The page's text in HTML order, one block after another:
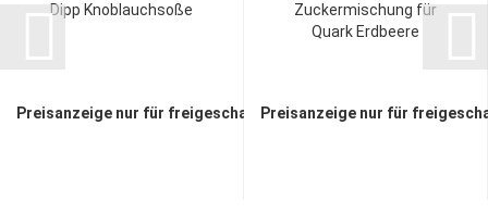
Dipp Knoblauchsoße
Preisanzeige nur für freigeschaltete Kunden
Zuckermischung für
Quark Erdbeere
Preisanzeige nur für